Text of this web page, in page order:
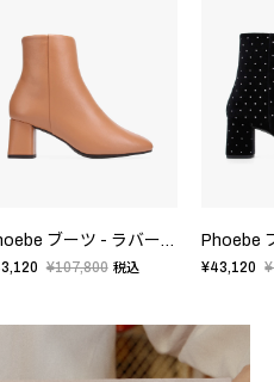
Phoebe ブーツ - ラバーソール - FRサイズ
¥107,800 税込 ¥43,120